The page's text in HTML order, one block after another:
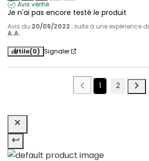
Avis vérifié
Je n'ai pas encore testé le produit
Avis du 20/05/2022 , suite à une expérience
A.A.
Utile(0) Signaler
1 2